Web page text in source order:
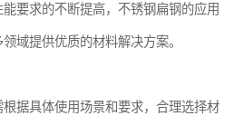
要求的不断提高，不锈钢扁钢的应用
域提供优质的材料解决方案。
据具体使用场景和要求，合理选择材